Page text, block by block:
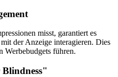
misst, garantiert es
der Anzeige interagieren. Dies
Werbebudgets führen.